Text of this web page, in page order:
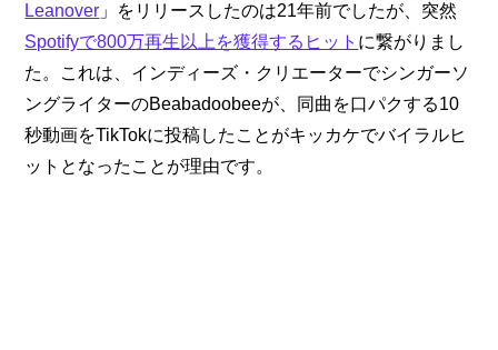
Leanover 」をリリースしたのは21年前でしたが、突然
Spotifyで800万再生以上を獲得するヒット に繋がりまし
た。これは、インディーズ・クリエーターでシンガーソ
ングライターのBeabadoobeeが、同曲を口パクする10
秒動画をTikTokに投稿したことがキッカケでバイラルヒ
ットとなったことが理由です。